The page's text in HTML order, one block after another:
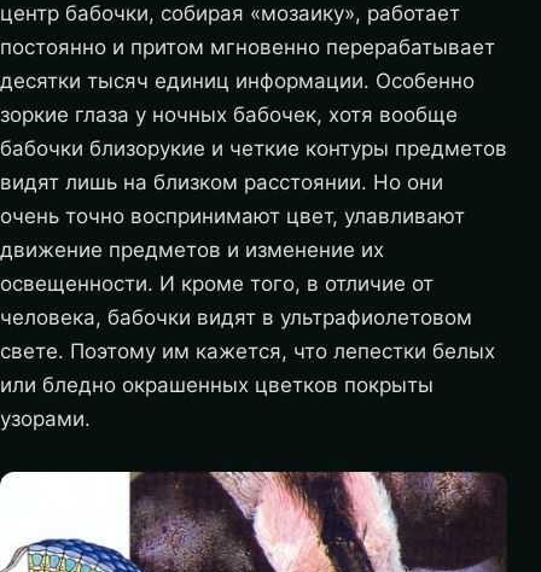
центр бабочки, собирая «мозаику», работает
постоянно и притом мгновенно перерабатывает
десятки тысяч единиц информации. Особенно
зоркие глаза у ночных бабочек, хотя вообще
бабочки близорукие и четкие контуры предметов
видят лишь на близком расстоянии. Но они
очень точно воспринимают цвет, улавливают
движение предметов и изменение их
освещенности. И кроме того, в отличие от
человека, бабочки видят в ультрафиолетовом
свете. Поэтому им кажется, что лепестки белых
или бледно окрашенных цветков покрыты
узорами.